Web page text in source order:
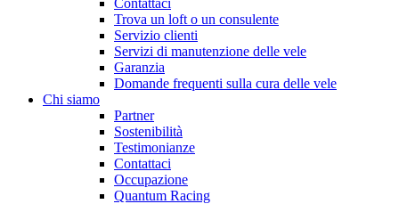
Contattaci
Trova un loft o un consulente
Servizio clienti
Servizi di manutenzione delle vele
Garanzia
Domande frequenti sulla cura delle vele
Chi siamo
Partner
Sostenibilità
Testimonianze
Contattaci
Occupazione
Quantum Racing